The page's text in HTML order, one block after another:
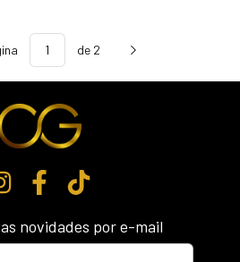
de 2
novidades por e-mail